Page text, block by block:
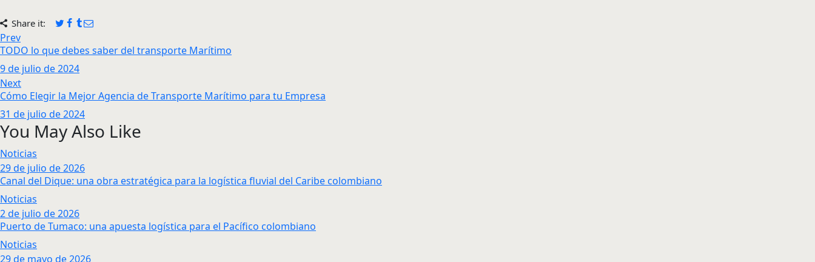
Share it:
Navegación
de
entradas
PrevPrevious
post:
TODO lo que debes saber del transporte Marítimo
9 de julio de 2024
NextNext
post:
Cómo Elegir la Mejor Agencia de Transporte Marítimo para tu Empresa
31 de julio de 2024
You May Also Like
Noticias
29 de julio de 2026
Canal del Dique: una obra estratégica para la logística fluvial del Caribe colombiano
Noticias
2 de julio de 2026
Puerto de Tumaco: una apuesta logística para el Pacífico colombiano
Noticias
29 de mayo de 2026